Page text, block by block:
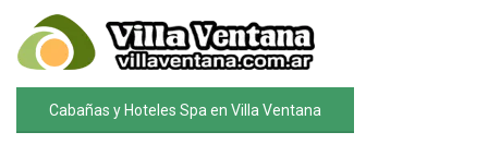
Cabañas y Hoteles Spa en Villa Ventana